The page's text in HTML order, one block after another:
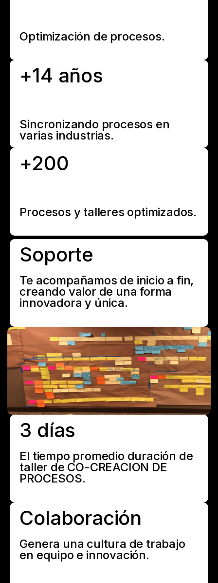
Optimización de procesos.
+14 años
Sincronizando procesos en
varias industrias.
+200
Procesos y talleres optimizados.
Soporte
Te acompañamos de inicio a fin,
creando valor de una forma
innovadora y única.
3 días
El tiempo promedio duración de
taller de CO-CREACION DE
PROCESOS.
Colaboración
Genera una cultura de trabajo
en equipo e innovación.